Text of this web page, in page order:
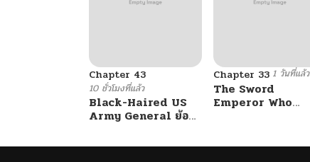
Chapter 43
10 ชั่วโมงที่แล้ว
Black-Haired US
Army General ย้อน
Chapter 33 1 วันที่แล้ว
The Sword
Emperor Who
จักรพรรดิเทพดาบ